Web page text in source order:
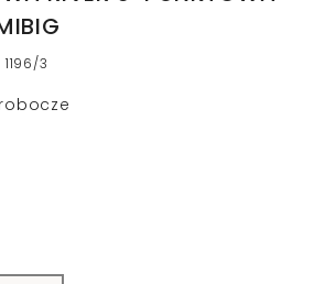
1196/3